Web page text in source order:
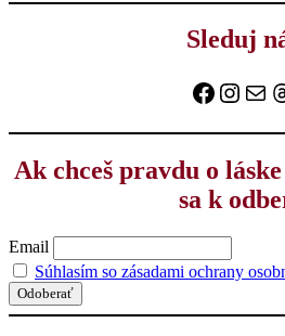
Sleduj
E-
Ak chceš pravdu o
sa k
Email
Súhlasím so zásadami ochrany